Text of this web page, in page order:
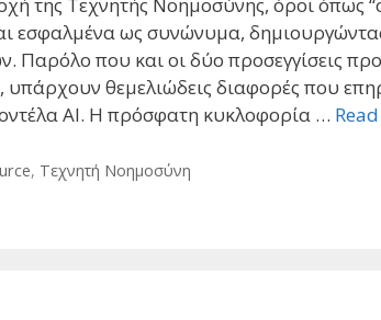
εσφαλμένα ως συνώνυμα,
Παρόλο που και οι δύο προσεγγίσεις
θεμελιώδεις διαφορές που
AI. Η πρόσφατη κυκλοφορία …
, Τεχνητή Νοημοσύνη